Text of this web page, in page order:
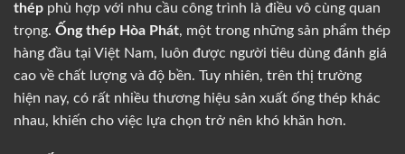
thép phù hợp với nhu cầu công trình là điều vô cùng quan
trọng. Ống thép Hòa Phát, một trong những sản phẩm thép
hàng đầu tại Việt Nam, luôn được người tiêu dùng đánh giá
cao về chất lượng và độ bền. Tuy nhiên, trên thị trường
hiện nay, có rất nhiều thương hiệu sản xuất ống thép khác
nhau, khiến cho việc lựa chọn trở nên khó khăn hơn.